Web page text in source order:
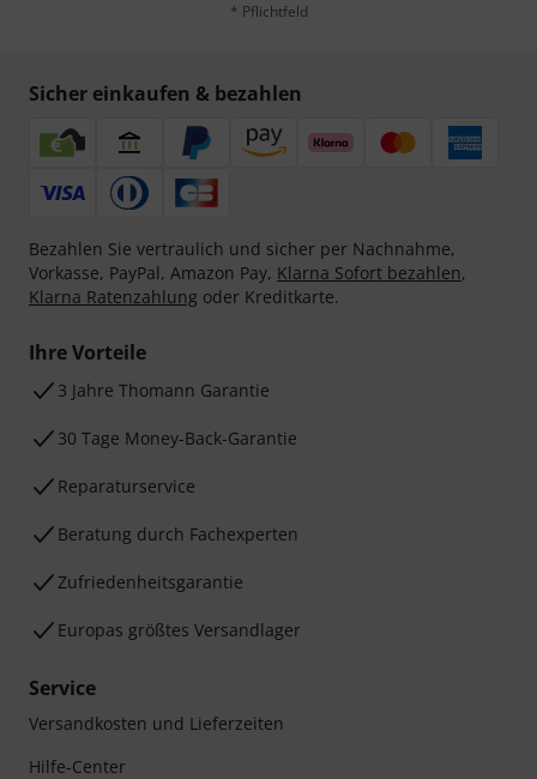
* Pflichtfeld
Sicher einkaufen & bezahlen
Bezahlen Sie vertraulich und sicher per Nachnahme,
Vorkasse, PayPal, Amazon Pay, Klarna Sofort bezahlen,
Klarna Ratenzahlung oder Kreditkarte.
Ihre Vorteile
3 Jahre Thomann Garantie
30 Tage Money-Back-Garantie
Reparaturservice
Beratung durch Fachexperten
Zufriedenheitsgarantie
Europas größtes Versandlager
Service
Versandkosten und Lieferzeiten
Hilfe-Center